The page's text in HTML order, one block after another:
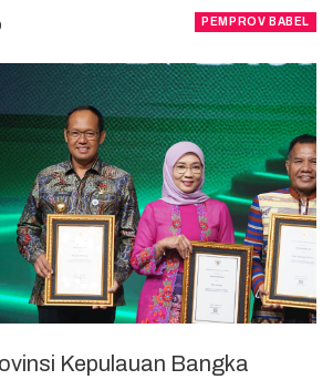
PEMPROV BABEL
Kepulauan Bangka